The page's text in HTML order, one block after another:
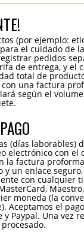
(por ejemplo:
el cuidado de
pedidos
de entrega, y el
total de
una factura
según el
(días laborables)
electrónico con el
la factura
un enlace
con cualquier
moneda (la
Aceptamos el
Paypal. Una vez